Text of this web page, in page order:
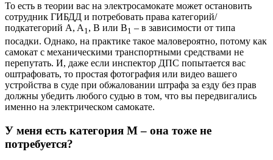
То есть в теории вас на электросамокате может остановить
сотрудник ГИБДД и потребовать права категорий/
подкатегорий A, A 1, B или B1 – в зависимости от типа
посадки. Однако, на практике такое маловероятно, потому как
самокат с механическими транспортными средствами не
перепутать. И, даже если инспектор ДПС попытается вас
оштрафовать, то простая фотография или видео вашего
устройства в суде при обжаловании штрафа за езду без прав
должны убедить любого судью в том, что вы передвигались
именно на электрическом самокате.
У меня есть категория M – она тоже не
потребуется?